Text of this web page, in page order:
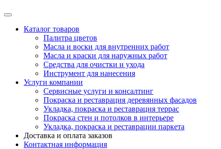
Каталог товаров
Палитра цветов
Масла и воски для внутренних работ
Масла и краски для наружных работ
Средства для очистки и ухода
Инструмент для нанесения
Услуги компании
Сервисные услуги и консалтинг
Покраска и реставрация деревянных фасадов
Укладка, покраска и реставрация террас
Покраска стен и потолков в интерьере
Укладка, покраска и реставрации паркета
Доставка и оплата заказов
Контактная информация